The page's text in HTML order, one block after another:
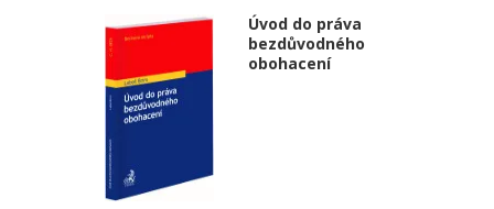
Úvod do práva
bezdůvodného
obohacení